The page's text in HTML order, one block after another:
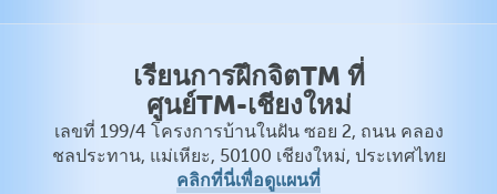
เรียนการฝึกจิตTM ที่
ศูนย์TM-เชียงใหม่
เลขที่ 199/4 โครงการบ้านในฝัน ซอย 2, ถนน คลอง
ชลประทาน, แม่เหียะ, 50100 เชียงใหม่, ประเทศไทย
คลิกที่นี่เพื่อดูแผนที่